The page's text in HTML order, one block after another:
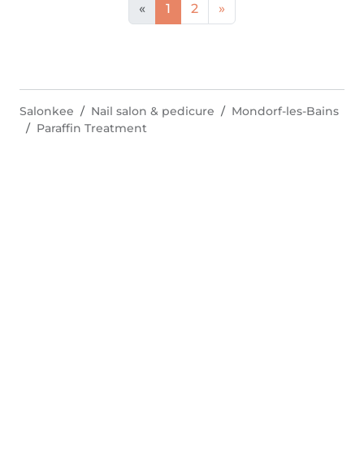
« 1 2 »
Salonkee Nail salon & pedicure
Mondorf-les-Bains
Paraffin Treatment